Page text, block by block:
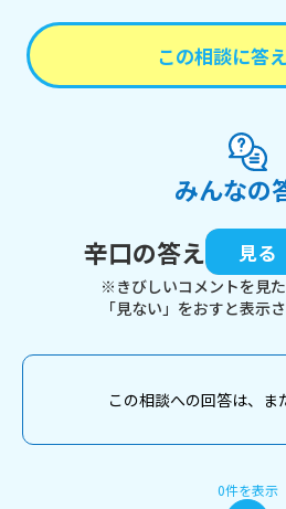
この相談に答
みんなの
辛口の答え
見る
※きびしいコメントを見
「見ない」をおすと表示
この相談への回答は、ま
0件を表示